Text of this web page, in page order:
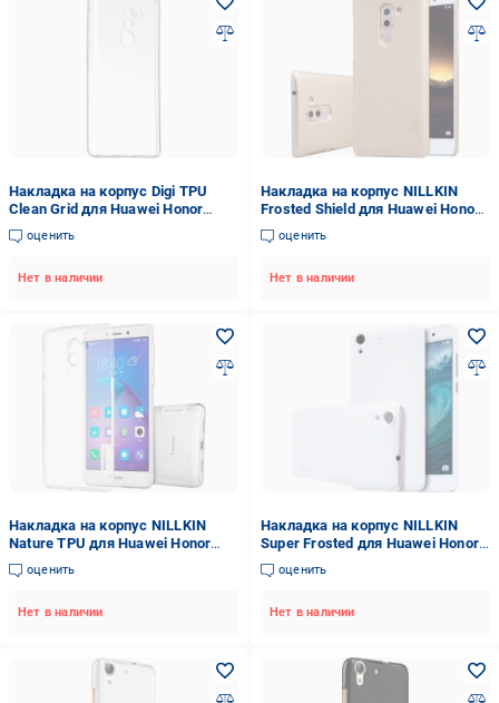
Накладка на корпус Digi TPU
Clean Grid для Huawei Honor
6X/GR5 (2017) transparent
(6330595)
оценить
Нет в наличии
Накладка на корпус NILLKIN
Frosted Shield для Huawei Honor
6X/GR5 (2017) gold (6328386)
оценить
Нет в наличии
Накладка на корпус NILLKIN
Nature TPU для Huawei Honor
6X/GR5 (2017) transparent
(6328381)
оценить
Нет в наличии
Накладка на корпус NILLKIN
Super Frosted для Huawei Honor
5A white (6302152)
оценить
Нет в наличии